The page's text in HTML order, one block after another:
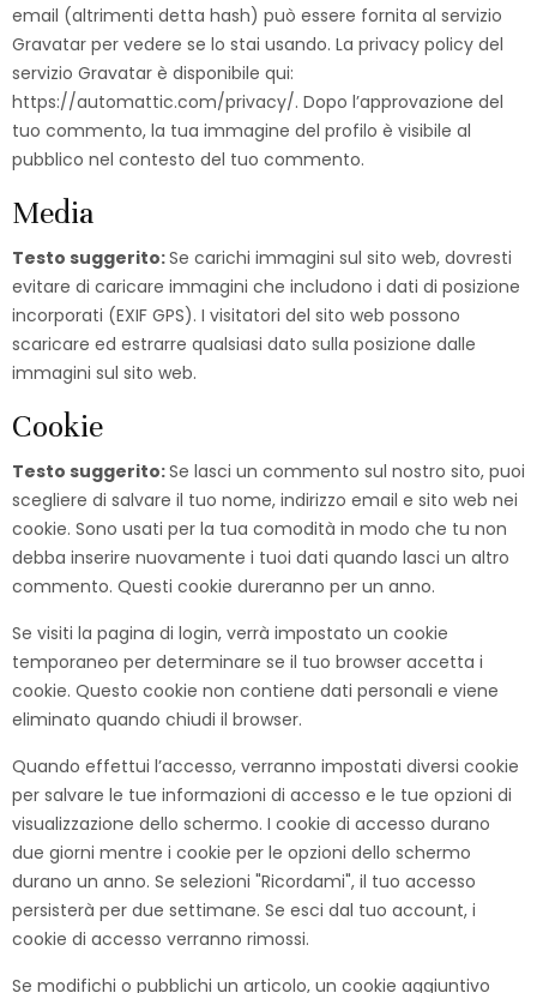
email (altrimenti detta hash) può essere fornita al servizio
Gravatar per vedere se lo stai usando. La privacy policy del
servizio Gravatar è disponibile qui:
https://automattic.com/privacy/. Dopo l’approvazione del
tuo commento, la tua immagine del profilo è visibile al
pubblico nel contesto del tuo commento.
Media
Testo suggerito:Se carichi immagini sul sito web, dovresti
evitare di caricare immagini che includono i dati di posizione
incorporati (EXIF GPS). I visitatori del sito web possono
scaricare ed estrarre qualsiasi dato sulla posizione dalle
immagini sul sito web.
Cookie
Testo suggerito:Se lasci un commento sul nostro sito, puoi
scegliere di salvare il tuo nome, indirizzo email e sito web nei
cookie. Sono usati per la tua comodità in modo che tu non
debba inserire nuovamente i tuoi dati quando lasci un altro
commento. Questi cookie dureranno per un anno.
Se visiti la pagina di login, verrà impostato un cookie
temporaneo per determinare se il tuo browser accetta i
cookie. Questo cookie non contiene dati personali e viene
eliminato quando chiudi il browser.
Quando effettui l’accesso, verranno impostati diversi cookie
per salvare le tue informazioni di accesso e le tue opzioni di
visualizzazione dello schermo. I cookie di accesso durano
due giorni mentre i cookie per le opzioni dello schermo
durano un anno. Se selezioni "Ricordami", il tuo accesso
persisterà per due settimane. Se esci dal tuo account, i
cookie di accesso verranno rimossi.
Se modifichi o pubblichi un articolo, un cookie aggiuntivo